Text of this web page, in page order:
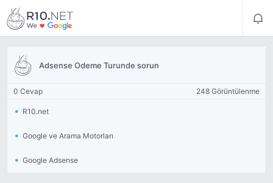
Adsense Odeme Turunde sorun
0 Cevap 248 Görüntülenme
R10.net
Google ve Arama Motorları
Google Adsense